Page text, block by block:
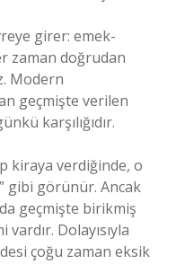
girer: emek-
zaman doğrudan
Modern
geçmişte verilen
karşılığıdır.
kiraya verdiğinde, o
gibi görünür. Ancak
geçmişte birikmiş
Dolayısıyla
çoğu zaman eksik